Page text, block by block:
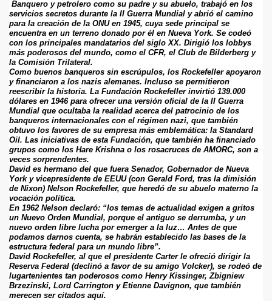
servicios secretos durante la II Guerra Mundial y abrió el camino
para la creación de la ONU en 1945, cuya sede principal se
encuentra en un terreno donado por él en Nueva York. Se codeó
con los principales mandatarios del siglo XX. Dirigió los lobbys
más poderosos del mundo, como el CFR, el Club de Bilderberg y
la Comisión Trilateral.
Como buenos banqueros sin escrúpulos, los Rockefeller apoyaron
y financiaron a los nazis alemanes. Incluso se permitieron
reescribir la historia. La Fundación Rockefeller invirtió 139.000
dólares en 1946 para ofrecer una versión oficial de la II Guerra
Mundial que ocultaba la realidad acerca del patrocinio de los
banqueros internacionales con el régimen nazi, que también
obtuvo los favores de su empresa más emblemática: la Standard
Oil. Las iniciativas de esta Fundación, que también ha financiado
grupos como los Hare Krishna o los rosacruces de AMORC, son a
veces sorprendentes.
David es hermano del que fuera Senador, Gobernador de Nueva
York y vicepresidente de EEUU (con Gerald Ford, tras la dimisión
de Nixon) Nelson Rockefeller, que heredó de su abuelo materno la
vocación política.
En 1962 Nelson declaró: “los temas de actualidad exigen a gritos
un Nuevo Orden Mundial, porque el antiguo se derrumba, y un
nuevo orden libre lucha por emerger a la luz… Antes de que
podamos darnos cuenta, se habrán establecido las bases de la
estructura federal para un mundo libre”.
David Rockefeller, al que el presidente Carter le ofreció dirigir la
Reserva Federal (declinó a favor de su amigo Volcker), se rodeó de
lugartenientes tan poderosos como Henry Kissinger, Zbigniew
Brzezinski, Lord Carrington y Etienne Davignon, que también
merecen ser citados aquí.